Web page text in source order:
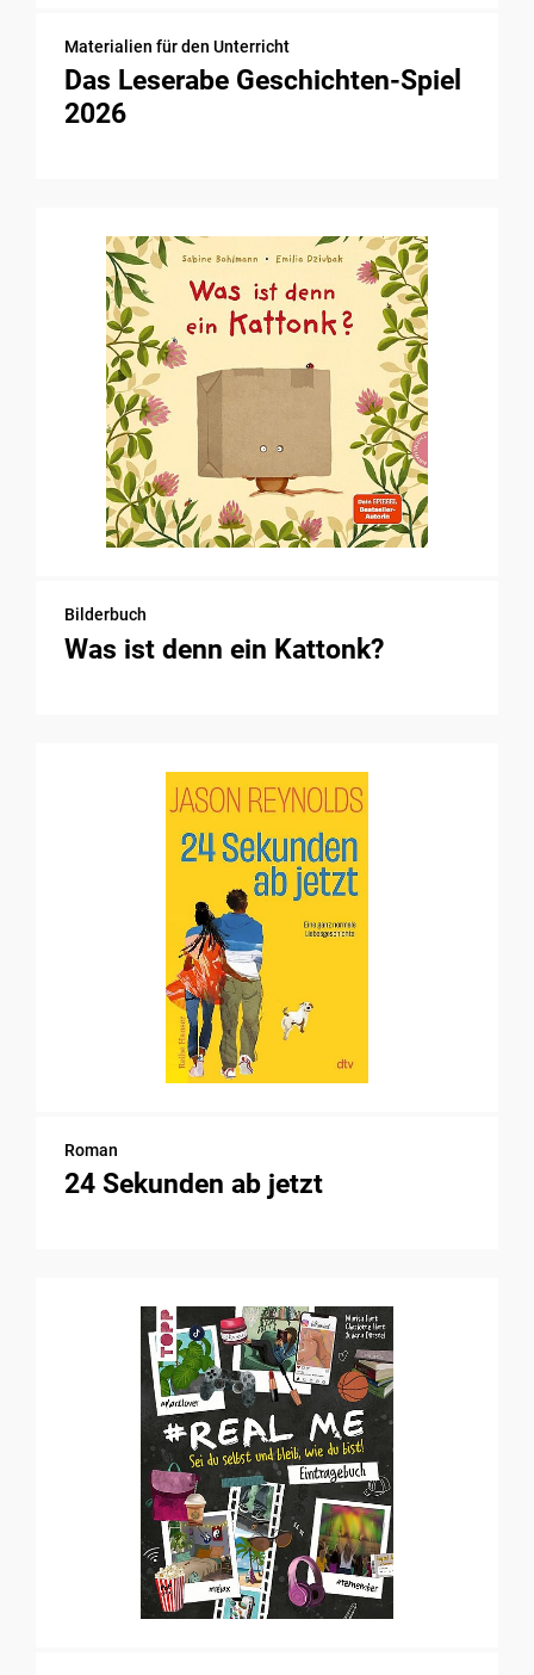
Materialien für den Unterricht
Das Leserabe Geschichten-Spiel
2026
Bilderbuch
Was ist denn ein Kattonk?
Roman
24 Sekunden ab jetzt